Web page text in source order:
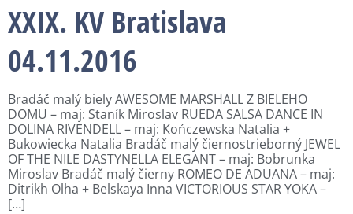
XXIX. KV Bratislava
04.11.2016
Bradáč malý biely AWESOME MARSHALL Z BIELEHO
DOMU – maj: Staník Miroslav RUEDA SALSA DANCE IN
DOLINA RIVENDELL – maj: Kończewska Natalia +
Bukowiecka Natalia Bradáč malý čiernostrieborný JEWEL
OF THE NILE DASTYNELLA ELEGANT – maj: Bobrunka
Miroslav Bradáč malý čierny ROMEO DE ADUANA – maj:
Ditrikh Olha + Belskaya Inna VICTORIOUS STAR YOKA –
[…]